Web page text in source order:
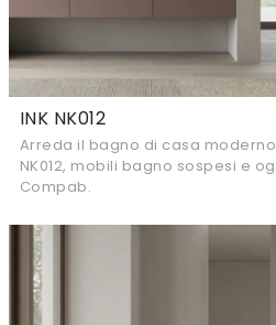
INK NK012
Arreda il bagno di casa
NK012, mobili bagno sospesi e
Compab.